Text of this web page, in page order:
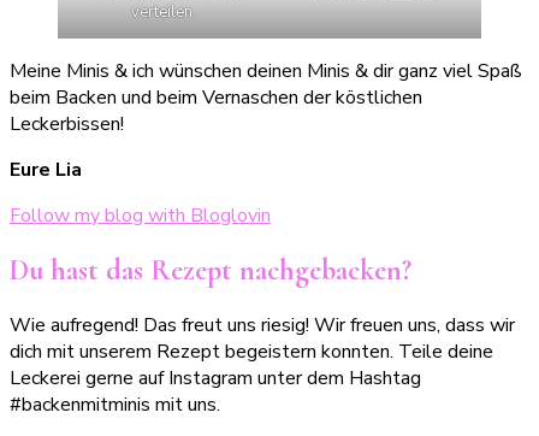
verteilen.
Meine Minis & ich wünschen deinen Minis & dir ganz viel Spaß
beim Backen und beim Vernaschen der köstlichen
Leckerbissen!
Eure Lia
Follow my blog with Bloglovin
Du hast das Rezept nachgebacken?
Wie aufregend! Das freut uns riesig! Wir freuen uns, dass wir
dich mit unserem Rezept begeistern konnten. Teile deine
Leckerei gerne auf Instagram unter dem Hashtag
#backenmitminis mit uns.